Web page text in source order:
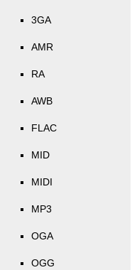
3GA
AMR
RA
AWB
FLAC
MID
MIDI
MP3
OGA
OGG